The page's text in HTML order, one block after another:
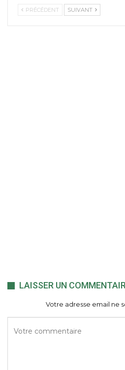
PRÉCÉDENT SUIVANT
LAISSER UN
Votre adresse email ne